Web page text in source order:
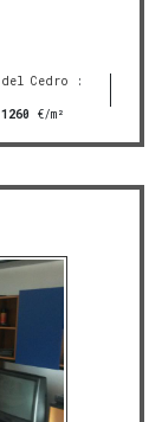
Cedro :
1260 €/m²